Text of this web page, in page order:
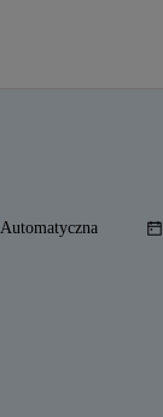
Automatyczna